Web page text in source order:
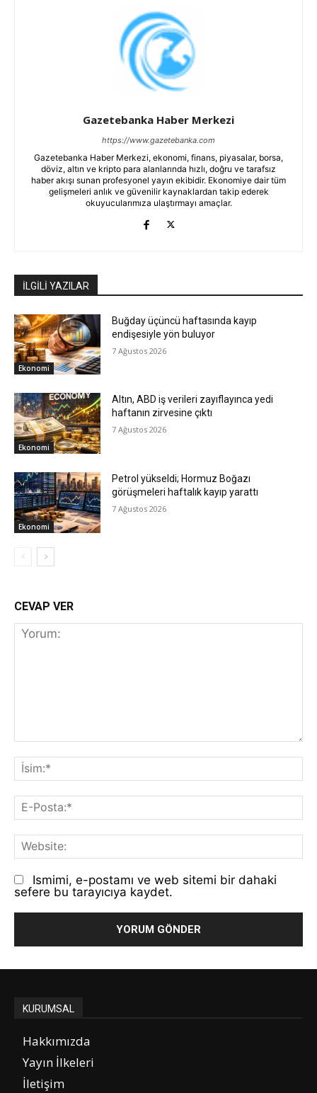
Gazetebanka Haber Merkezi
https://www.gazetebanka.com
Gazetebanka Haber Merkezi, ekonomi, finans, piyasalar, borsa,
döviz, altın ve kripto para alanlarında hızlı, doğru ve tarafsız
haber akışı sunan profesyonel yayın ekibidir. Ekonomiye dair tüm
gelişmeleri anlık ve güvenilir kaynaklardan takip ederek
okuyucularımıza ulaştırmayı amaçlar.
İLGİLİ YAZILAR
Ekonomi
Buğday üçüncü haftasında kayıp
endişesiyle yön buluyor
7 Ağustos 2026
Ekonomi
Altın, ABD iş verileri zayıflayınca yedi
haftanın zirvesine çıktı
7 Ağustos 2026
Ekonomi
Petrol yükseldi; Hormuz Boğazı
görüşmeleri haftalık kayıp yarattı
7 Ağustos 2026
CEVAP VER
Yorum:
E-
Ismimi, e-postamı ve web sitemi bir dahaki
sefere bu tarayıcıya kaydet.
KURUMSAL
Hakkımızda
Yayın İlkeleri
İletişim